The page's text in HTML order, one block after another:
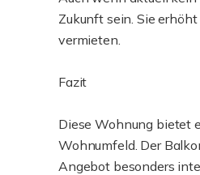
Zukunft sein. Sie
vermieten.
Fazit
Diese Wohnung bietet
Wohnumfeld. Der
Angebot besonders